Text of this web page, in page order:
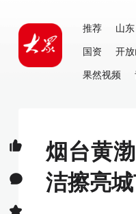
推荐 山东
国资
开
果然视频
烟台黄
洁擦亮